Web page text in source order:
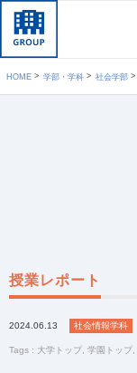
HOME 学部・学科 社会学部
授業レポート
2024.06.13 社会情報学科
Tags : 大学トップ 学園トップ